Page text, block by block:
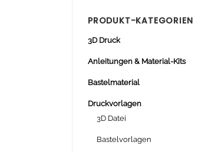
PRODUKT-KATEGORIEN
3D Druck
Anleitungen & Material-Kits
Bastelmaterial
Druckvorlagen
3D Datei
Bastelvorlagen